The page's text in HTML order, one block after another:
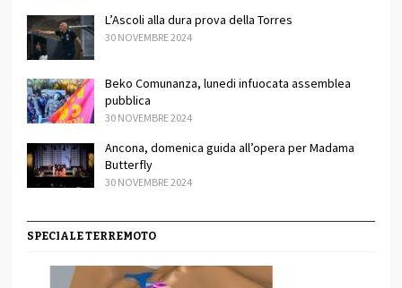
L’Ascoli alla dura prova della Torres
30 NOVEMBRE 2024
Beko Comunanza, lunedi infuocata assemblea
pubblica
30 NOVEMBRE 2024
Ancona, domenica guida all’opera per Madama
Butterfly
30 NOVEMBRE 2024
SPECIALE TERREMOTO